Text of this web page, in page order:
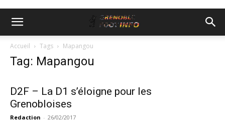
Accueil Tags Mapangou
Tag: Mapangou
D2F – La D1 s’éloigne pour les
Grenobloises
Redaction - 26/02/2017